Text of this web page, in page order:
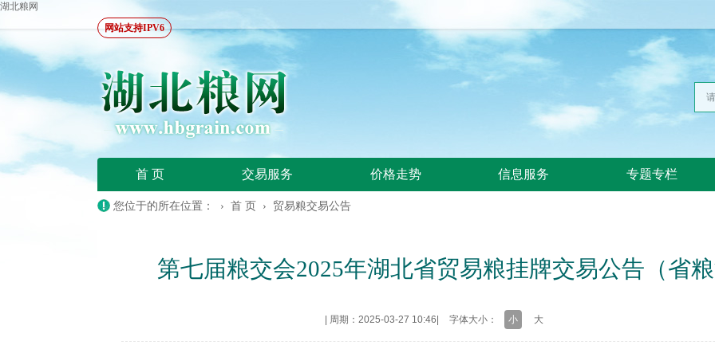
湖北粮网
网站支持IPV6
首 页 交易服务 价格走势 信息服务 专题专栏
您位于的所在位置： › 首 页 › 贸易粮交易公告
第七届粮交会2025年湖北省贸易粮挂牌交易公告（省
周期：2025-03-27 10:46 字体大小： 小 大